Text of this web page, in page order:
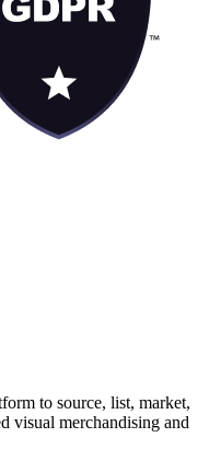
to source, list, market,
visual merchandising and